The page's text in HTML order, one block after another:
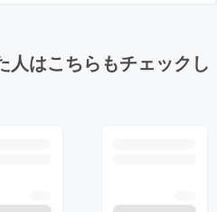
人はこちらもチェックし